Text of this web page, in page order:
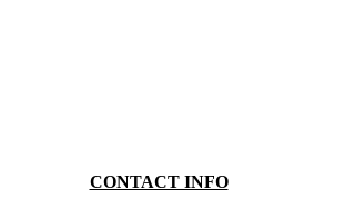
CONTACT INFO